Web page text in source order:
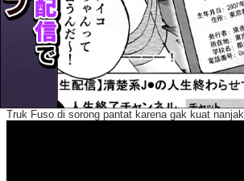
Truk Fuso di sorong pantat karena gak kuat nanjak